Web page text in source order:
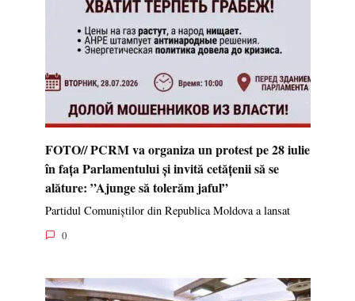
FOTO// PCRM va organiza un protest pe 28 iulie
în fața Parlamentului și invită cetățenii să se
alăture: ”Ajunge să tolerăm jaful”
Partidul Comuniștilor din Republica Moldova a lansat
0